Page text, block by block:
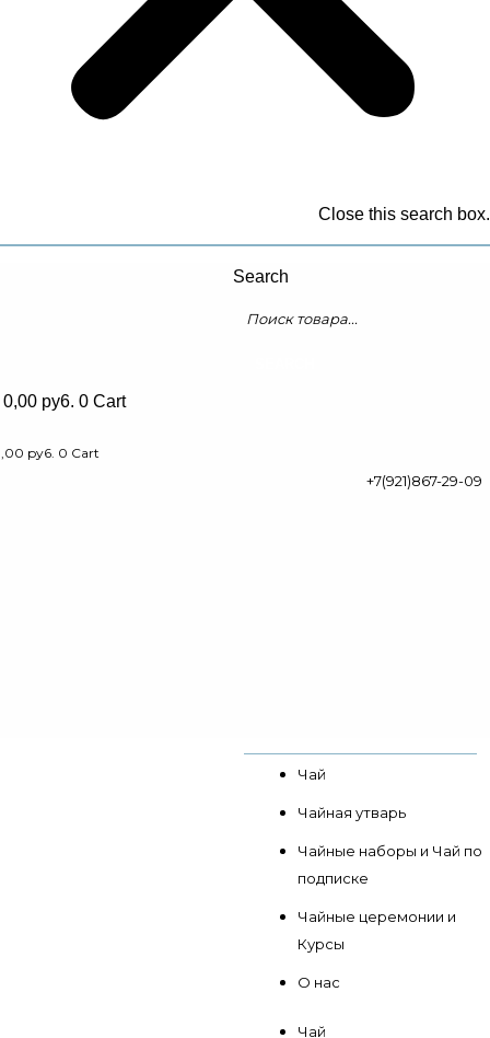
Close this search box.
Search
0,00 py6. 0 Cart
py6. 0 Cart
+7(921)867-29-09
Чай
Чайная утварь
Чайные наборы и Чай по
подписке
Чайные церемонии и
Курсы
О нас
Чай